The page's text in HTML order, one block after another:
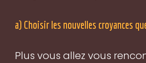
a) Choisir les nouvelles croyances
Plus vous allez vous